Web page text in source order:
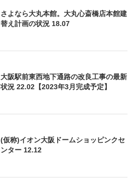
さよなら大丸本館。大丸心斎橋店本館建
替え計画の状況 18.07
大阪駅前東西地下通路の改良工事の最新
状況 22.02【2023年3月完成予定】
(仮称)イオン大阪ドームショッピンクセ
ンター 12.12